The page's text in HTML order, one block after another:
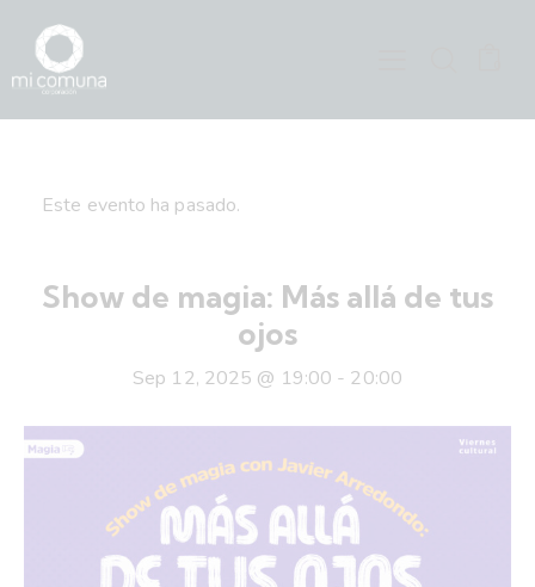
Este evento ha pasado.
Show de magia: Más allá de tus
ojos
Sep 12, 2025 @ 19:00 - 20:00